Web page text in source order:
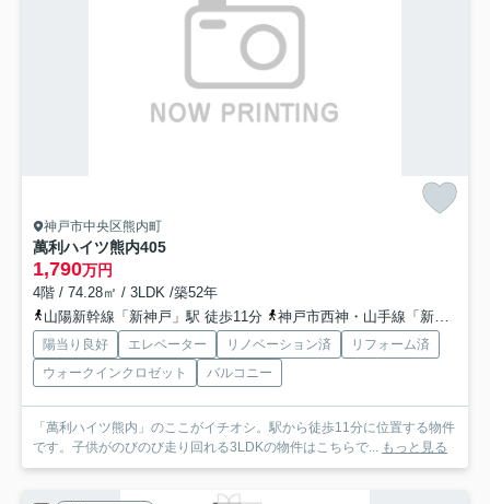
神戸市中央区熊内町
萬利ハイツ熊内405
1,790万円
4階 / 74.28㎡ / 3LDK /築52年
山陽新幹線「新神戸」駅 徒歩11分
神戸市西神・山手線「新神戸」駅 徒歩11分
陽当り良好 エレベーター リノベーション済
リフォーム済
ウォークインクロゼット
バルコニー
「萬利ハイツ熊内」のここがイチオシ。駅から徒歩11分に位置する物件
です。子供がのびのび走り回れる3LDKの物件はこちらで... もっと見る